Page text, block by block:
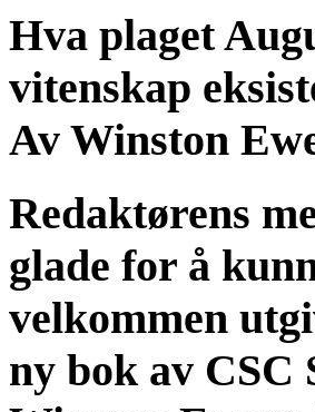
Hva plaget
vitenskap
Av Winston
Redaktørens
glade for å
velkommen
ny bok av CSC